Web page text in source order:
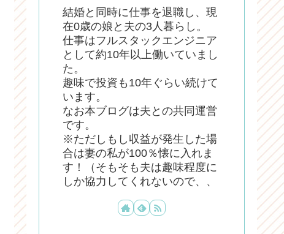
結婚と同時に仕事を退職し、現
在0歳の娘と夫の3人暮らし。
仕事はフルスタックエンジニア
として約10年以上働いていまし
た。
趣味で投資も10年ぐらい続けて
います。
なお本ブログは夫との共同運営
です。
※ただしもし収益が発生した場
合は妻の私が100％懐に入れま
す！（そもそも夫は趣味程度に
しか協力してくれないので、、